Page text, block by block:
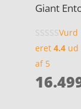
Giant
Vurd
eret 4.4ud
af 5